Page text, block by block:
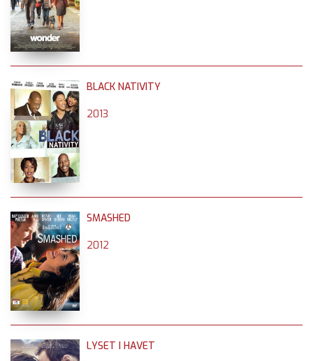
BLACK NATIVITY
2013
SMASHED
2012
LYSET I HAVET